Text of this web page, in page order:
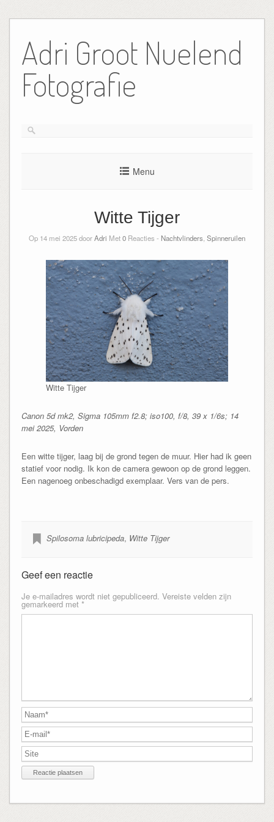
de
inhoud
Adri Groot Nuelend
Fotografie
Menu
Witte Tijger
Op 14 mei 2025 doorAdri Met0 Reacties - Nachtvlinders Spinneruilen
Witte Tijger
Canon 5d mk2, Sigma 105mm f2.8; iso100, f/8, 39 x 1/6s; 14
mei 2025, Vorden
Een witte tijger, laag bij de grond tegen de muur. Hier had ik geen
statief voor nodig. Ik kon de camera gewoon op de grond leggen.
Een nagenoeg onbeschadigd exemplaar. Vers van de pers.
Spilosoma lubricipeda, Witte Tijger
Geef een reactie
Je e-mailadres wordt niet gepubliceerd. Vereiste velden zijn
gemarkeerd met *